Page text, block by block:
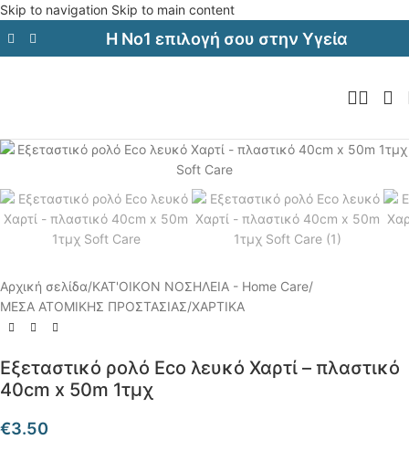
Skip to navigation Skip to main content
Η Νο1 επιλογή σου στην Υγεία
Αρχική σελίδα/ΚΑΤ'ΟΙΚΟΝ ΝΟΣΗΛΕΙΑ - Home Care/
ΜΕΣΑ ΑΤΟΜΙΚΗΣ ΠΡΟΣΤΑΣΙΑΣ/ΧΑΡΤΙΚΑ
Εξεταστικό ρολό Eco λευκό Χαρτί – πλαστικό
40cm x 50m 1τμχ
€3.50